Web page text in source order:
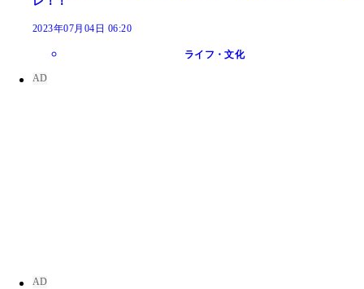
2023年07月04日 06:20
ライフ・文化